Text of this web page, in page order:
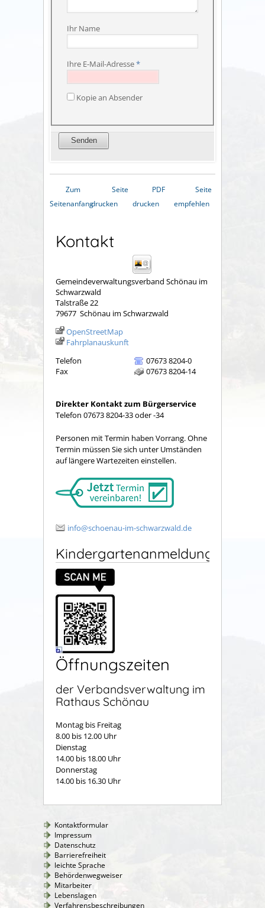
Ihr Name
Ihre E-Mail-Adresse*
Kopie an Absender
Zum
Seitenanfang
Seite
drucken
PDF
drucken
Seite
empfehlen
Kontakt
Gemeindeverwaltungsverband Schönau im
Schwarzwald
Talstraße 22
79677 Schönau im Schwarzwald
OpenStreetMap
Fahrplanauskunft
Telefon
07673 8204-0
Fax
07673 8204-14
Direkter Kontakt zum Bürgerservice
Telefon 07673 8204-33 oder -34
Personen mit Termin haben Vorrang. Ohne
Termin müssen Sie sich unter Umständen
auf längere Wartezeiten einstellen.
info@schoenau-im-schwarzwald.de
Kindergartenanmeldung
Öffnungszeiten
der Verbandsverwaltung im
Rathaus Schönau
Montag bis Freitag
8.00 bis 12.00 Uhr
Dienstag
14.00 bis 18.00 Uhr
Donnerstag
14.00 bis 16.30 Uhr
Kontaktformular
Impressum
Datenschutz
Barrierefreiheit
leichte Sprache
Behördenwegweiser
Mitarbeiter
Lebenslagen
Verfahrensbeschreibungen